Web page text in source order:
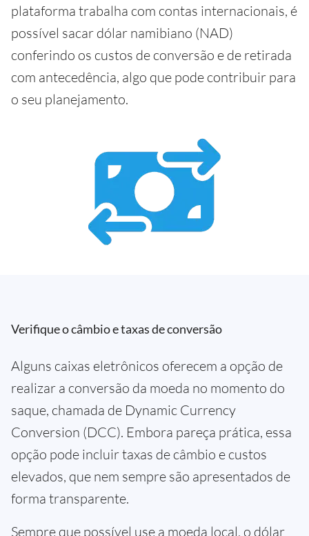
plataforma trabalha com contas internacionais, é
possível sacar dólar namibiano (NAD)
conferindo os custos de conversão e de retirada
com antecedência, algo que pode contribuir para
o seu planejamento.
Verifique o câmbio e taxas de conversão
Alguns caixas eletrônicos oferecem a opção de
realizar a conversão da moeda no momento do
saque, chamada de Dynamic Currency
Conversion (DCC). Embora pareça prática, essa
opção pode incluir taxas de câmbio e custos
elevados, que nem sempre são apresentados de
forma transparente.
Sempre que possível use a moeda local, o dólar